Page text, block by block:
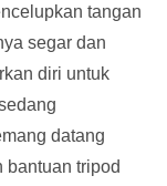
tangan
segar dan
diri untuk
datang
bantuan tripod